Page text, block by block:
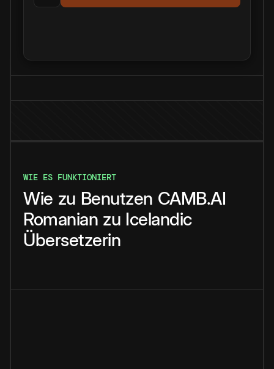
WIE ES FUNKTIONIERT
Wie zu Benutzen CAMB.AI
Romanian zu Icelandic
Übersetzerin